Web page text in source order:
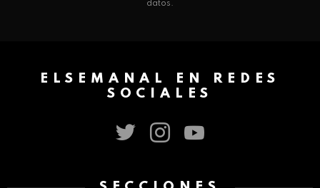
datos.
ELSEMANAL EN REDES
SOCIALES